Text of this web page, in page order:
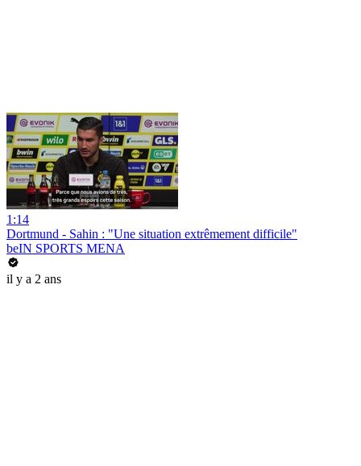
1:14
Dortmund - Sahin : "Une situation extrêmement difficile"
beIN SPORTS MENA
il y a 2 ans